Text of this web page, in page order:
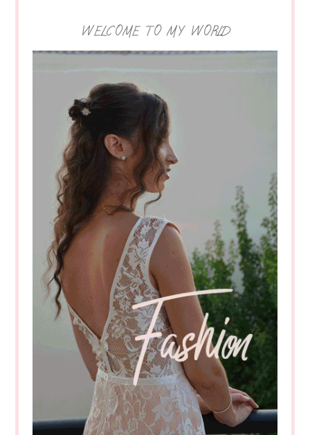
WELCOME TO MY WORLD